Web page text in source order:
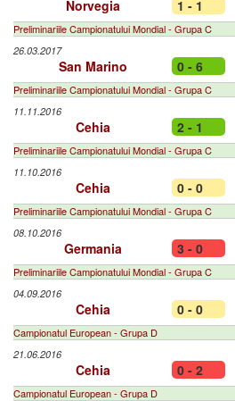
Norvegia 1 - 1
Preliminariile Campionatului Mondial - Grupa C
26.03.2017
San Marino 0 - 6
Preliminariile Campionatului Mondial - Grupa C
11.11.2016
Cehia 2 - 1
Preliminariile Campionatului Mondial - Grupa C
11.10.2016
Cehia 0 - 0
Preliminariile Campionatului Mondial - Grupa C
08.10.2016
Germania 3 - 0
Preliminariile Campionatului Mondial - Grupa C
04.09.2016
Cehia 0 - 0
Campionatul European - Grupa D
21.06.2016
Cehia 0 - 2
Campionatul European - Grupa D